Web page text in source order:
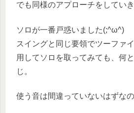
でも同様のアプローチをしていき
ソロが一番戸惑いました(;^ω^)
スイングと同じ要領でツーファ
用してソロを取ってみても、何
じ。
使う音は間違っていないはずな